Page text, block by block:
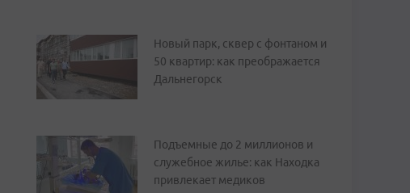
Новый парк, сквер с фонтаном и
50 квартир: как преображается
Дальнегорск
Подъемные до 2 миллионов и
служебное жилье: как Находка
привлекает медиков